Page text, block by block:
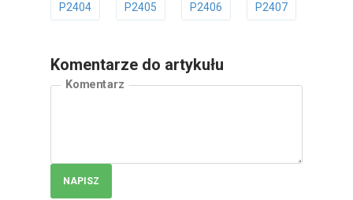
P2404 P2405 P2406 P2407
Komentarze do artykułu
Komentarz
NAPISZ